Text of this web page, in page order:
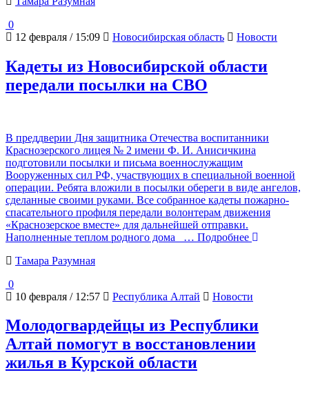
0
12 февраля / 15:09
Новосибирская область Новости
Кадеты из Новосибирской области
передали посылки на СВО
В преддверии Дня защитника Отечества воспитанники
Краснозерского лицея № 2 имени Ф. И. Анисичкина
подготовили посылки и письма военнослужащим
Вооруженных сил РФ, участвующих в специальной военной
операции. Ребята вложили в посылки обереги в виде ангелов,
сделанные своими руками. Все собранное кадеты пожарно-
спасательного профиля передали волонтерам движения
«Краснозерское вместе» для дальнейшей отправки.
Наполненные теплом родного дома
… Подробнее
Тамара Разумная
0
10 февраля / 12:57
Республика Алтай Новости
Молодогвардейцы из Республики
Алтай помогут в восстановлении
жилья в Курской области